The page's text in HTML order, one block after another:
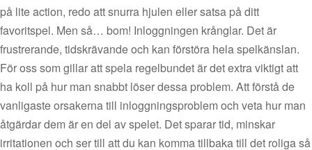
på lite action, redo att snurra hjulen eller satsa på ditt
favoritspel. Men så… bom! Inloggningen krånglar. Det är
frustrerande, tidskrävande och kan förstöra hela spelkänslan.
För oss som gillar att spela regelbundet är det extra viktigt att
ha koll på hur man snabbt löser dessa problem. Att förstå de
vanligaste orsakerna till inloggningsproblem och veta hur man
åtgärdar dem är en del av spelet. Det sparar tid, minskar
irritationen och ser till att du kan komma tillbaka till det roliga så